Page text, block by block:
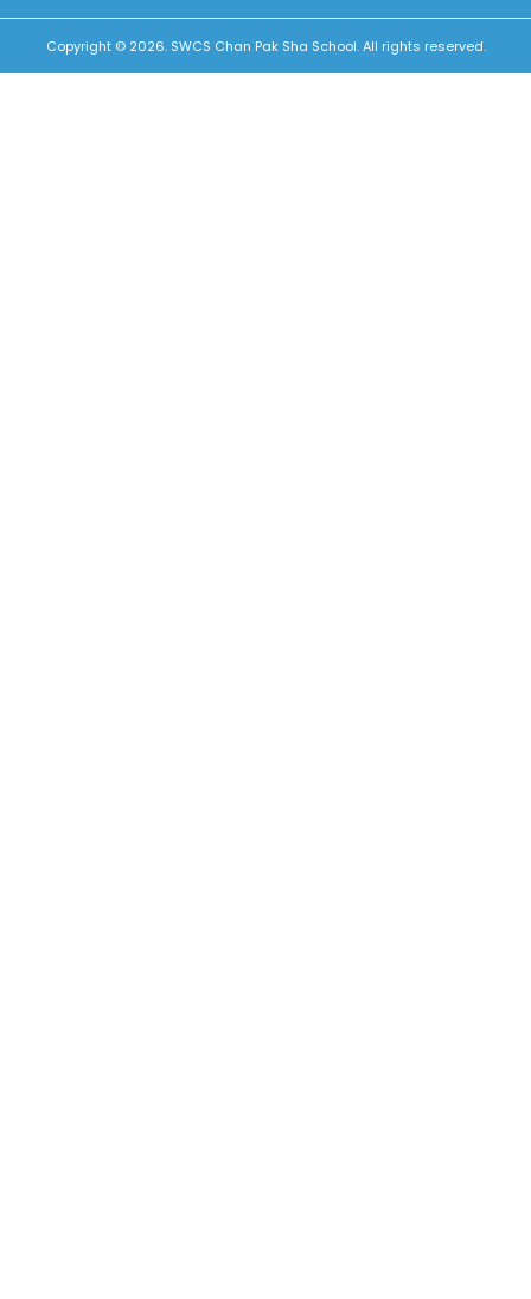
Copyright © 2026. SWCS Chan Pak Sha School. All rights reserved.